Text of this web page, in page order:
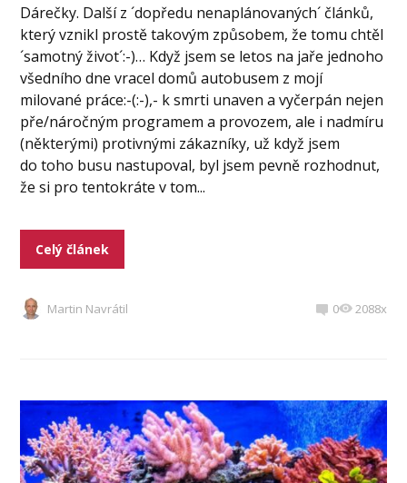
Dárečky. Další z ´dopředu nenaplánovaných´ článků,
který vznikl prostě takovým způsobem, že tomu chtěl
´samotný život´:-)… Když jsem se letos na jaře jednoho
všedního dne vracel domů autobusem z mojí
milované práce:-(:-),- k smrti unaven a vyčerpán nejen
pře/náročným programem a provozem, ale i nadmíru
(některými) protivnými zákazníky, už když jsem
do toho busu nastupoval, byl jsem pevně rozhodnut,
že si pro tentokráte v tom...
Celý článek
Martin Navrátil 0 2088x